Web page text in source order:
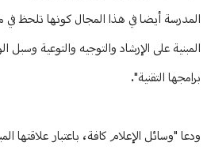
المدرسة أيضا في هذا المجال كونها تلحظ
المبنية على الإرشاد والتوجيه والتوعية
برامجها التقنية".
ودعا "وسائل الإعلام كافة، باعتبار علاقتها